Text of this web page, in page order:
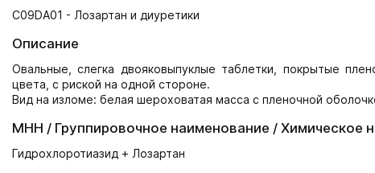
C09DA01 - Лозартан и диуретики
Описание
Овальные, слегка двояковыпуклые таблетки, покрытые
цвета, с риской на одной стороне.
Вид на изломе: белая шероховатая масса с пленочной
МНН / Группировочное наименование / Химическое
Гидрохлоротиазид + Лозартан